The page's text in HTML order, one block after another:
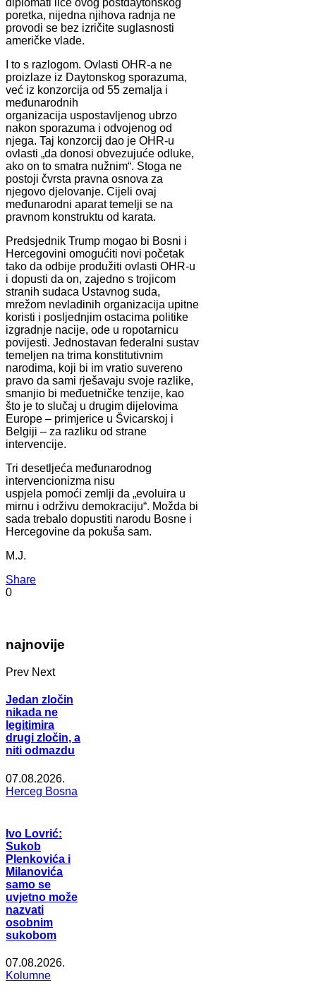
poretka, nijedna njihova radnja ne
provodi se bez izričite suglasnosti
američke vlade.
I to s razlogom. Ovlasti OHR-a ne
proizlaze iz Daytonskog sporazuma,
već iz konzorcija od 55 zemalja i
međunarodnih
organizacija uspostavljenog ubrzo
nakon sporazuma i odvojenog od
njega. Taj konzorcij dao je OHR-u
ovlasti „da donosi obvezujuće odluke,
ako on to smatra nužnim“. Stoga ne
postoji čvrsta pravna osnova za
njegovo djelovanje. Cijeli ovaj
međunarodni aparat temelji se na
pravnom konstruktu od karata.
Predsjednik Trump mogao bi Bosni i
Hercegovini omogućiti novi početak
tako da odbije produžiti ovlasti OHR-u
i dopusti da on, zajedno s trojicom
stranih sudaca Ustavnog suda,
mrežom nevladinih organizacija upitne
koristi i posljednjim ostacima politike
izgradnje nacije, ode u ropotarnicu
povijesti. Jednostavan federalni sustav
temeljen na trima konstitutivnim
narodima, koji bi im vratio suvereno
pravo da sami rješavaju svoje razlike,
smanjio bi međuetničke tenzije, kao
što je to slučaj u drugim dijelovima
Europe – primjerice u Švicarskoj i
Belgiji – za razliku od strane
intervencije.
Tri desetljeća međunarodnog
intervencionizma nisu
uspjela pomoći zemlji da „evoluira u
mirnu i održivu demokraciju“. Možda bi
sada trebalo dopustiti narodu Bosne i
Hercegovine da pokuša sam.
M.J.
Share
0
najnovije
Prev Next
Jedan zločin
nikada ne
legitimira
drugi zločin, a
niti odmazdu
07.08.2026.
Herceg Bosna
Ivo Lovrić:
Sukob
Plenkovića i
Milanovića
samo se
uvjetno može
nazvati
osobnim
sukobom
07.08.2026.
Kolumne